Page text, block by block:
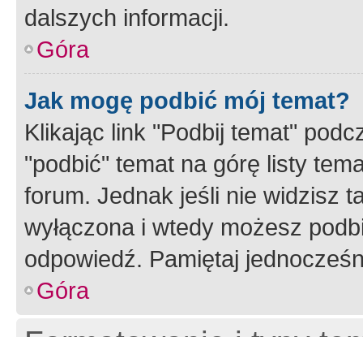
dalszych informacji.
Góra
Jak mogę podbić mój temat?
Klikając link "Podbij temat"
"podbić" temat na górę listy
forum. Jednak jeśli nie widzisz
wyłączona i wtedy możesz
odpowiedź. Pamiętaj
Góra